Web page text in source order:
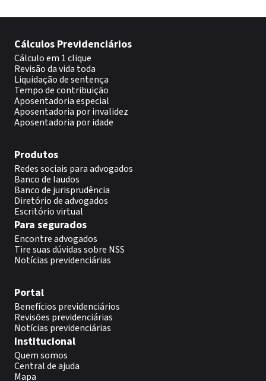
Cálculos Previdenciários
Cálculo em 1 clique
Revisão da vida toda
Liquidação de sentença
Tempo de contribuição
Aposentadoria especial
Aposentadoria por invalidez
Aposentadoria por idade
Produtos
Redes sociais para advogados
Banco de laudos
Banco de jurisprudência
Diretório de advogados
Escritório virtual
Para segurados
Encontre advogados
Tire suas dúvidas sobre NSS
Notícias previdenciárias
Portal
Benefícios previdenciários
Revisões previdenciárias
Notícias previdenciárias
Institucional
Quem somos
Central de ajuda
Mapa